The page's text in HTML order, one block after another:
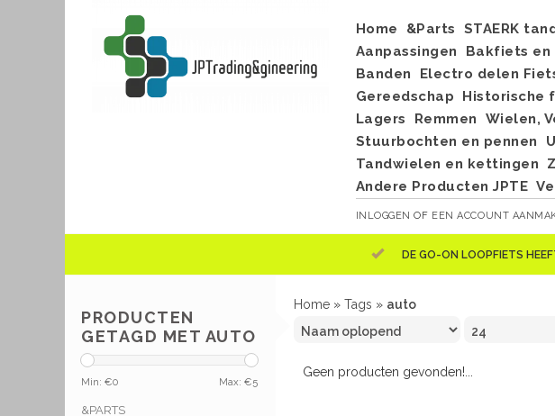
Home &Parts STAERK
Aanpassingen
Bakfiets
Banden
Electro delen
Gereedschap
Historische
Lagers
Remmen Wielen,
Stuurbochten en pennen
Tandwielen en kettingen
Andere Producten JPTE
INLOGGEN OF EEN ACCOUNT
DE GO-ON LOOPFIETS
PRODUCTEN
GETAGD MET AUTO
Min: €0 Max: €5
&PARTS
Home » Tags » auto
Geen producten gevonden!...